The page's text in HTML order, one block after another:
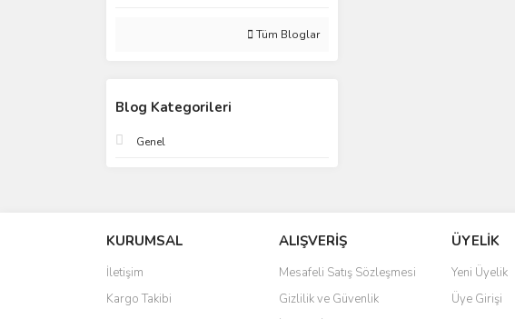
Tüm Bloglar
Blog Kategorileri
Genel
KURUMSAL
İletişim
Kargo Takibi
ALIŞVERİŞ
Mesafeli Satış Sözleşmesi
Gizlilik ve Güvenlik
ÜYELİK
Yeni Üyelik
Üye Girişi